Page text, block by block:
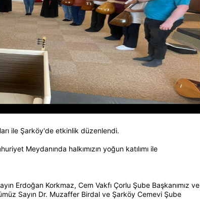
ile Şarköy'de etkinlik düzenlendi.
Meydanında halkımızın yoğun katılımı ile
Erdoğan Korkmaz, Cem Vakfı Çorlu Şube Başkanımız ve
Sayın Dr. Muzaffer Birdal ve Şarköy Cemevi Şube